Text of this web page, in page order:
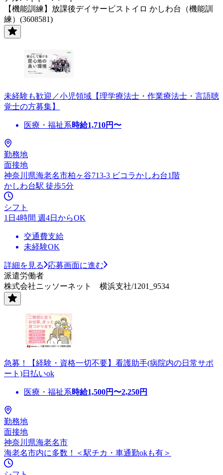
【機能訓練】放課後デイサービストイロ かしわ台（機能訓
練）(3608581)
未経験も歓迎／小児領域【理学療法士・作業療法士・言語聴
覚士の方募集】
医療・福祉系時給1,710円〜
勤務地
面接地
神奈川県海老名市柏ヶ谷713-3 ビコラかしわ台1階
かしわ台駅 徒歩5分
シフト
1日4時間 週4日からOK
交通費支給
未経験OK
詳細を見る
応募画面に進む
派遣労働者
株式会社ニッソーネット 横浜支社/1201_9534
急募！【経験・資格一切不要】看護助手(病院内の日常サポ
ート)日払いok
医療・福祉系時給1,500円〜2,250円
勤務地
面接地
神奈川県海老名市
海老名市内に多数！＜駅チカ・車通勤okも有＞